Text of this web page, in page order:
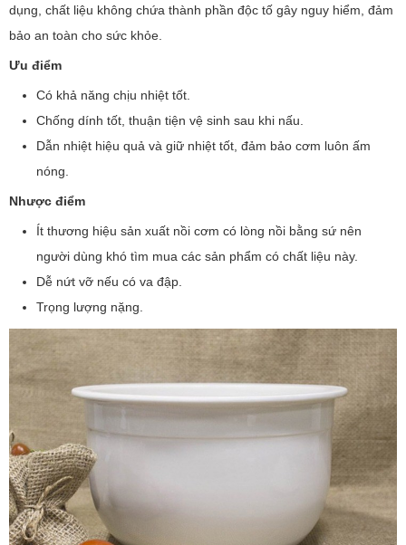
dụng, chất liệu không chứa thành phần độc tố gây nguy hiểm, đảm
bảo an toàn cho sức khỏe.
Ưu điểm
Có khả năng chịu nhiệt tốt.
Chống dính tốt, thuận tiện vệ sinh sau khi nấu.
Dẫn nhiệt hiệu quả và giữ nhiệt tốt, đảm bảo cơm luôn ấm
nóng.
Nhược điểm
Ít thương hiệu sản xuất nồi cơm có lòng nồi bằng sứ nên
người dùng khó tìm mua các sản phẩm có chất liệu này.
Dễ nứt vỡ nếu có va đập.
Trọng lượng nặng.